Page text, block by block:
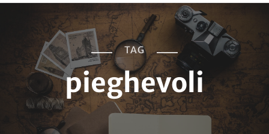
TAG
pieghevoli